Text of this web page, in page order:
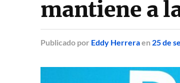
mantiene a
Publicado por Eddy Herreraen 25 de